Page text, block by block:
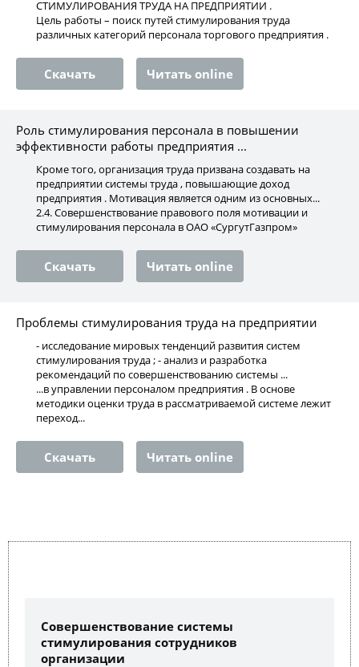
СТИМУЛИРОВАНИЯ ТРУДА НА ПРЕДПРИЯТИИ .
Цель работы – поиск путей стимулирования труда
различных категорий персонала торгового предприятия .
Скачать Читать online
Роль стимулирования персонала в повышении
эффективности работы предприятия ...
Кроме того, организация труда призвана создавать на
предприятии системы труда , повышающие доход
предприятия . Мотивация является одним из основных...
2.4. Совершенствование правового поля мотивации и
стимулирования персонала в ОАО «СургутГазпром»
Скачать Читать online
Проблемы стимулирования труда на предприятии
- исследование мировых тенденций развития систем
стимулирования труда ; - анализ и разработка
рекомендаций по совершенствованию системы ...
...в управлении персоналом предприятия . В основе
методики оценки труда в рассматриваемой системе лежит
переход...
Скачать Читать online
Совершенствование системы
стимулирования сотрудников
организации